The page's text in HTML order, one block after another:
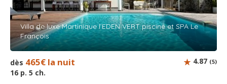
Villa de luxe Martinique l’EDEN VERT piscine et SPA Le
François
dès 465€ la nuit
16 p. 5 ch.
4.87 (5)